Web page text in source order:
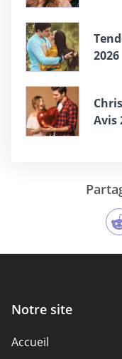
2026
Avis
Notre site
Accueil